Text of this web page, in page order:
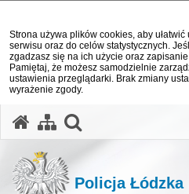
Strona używa plików cookies, aby
serwisu oraz do celów statystycznych.
zgadzasz się na ich użycie oraz
Pamiętaj, że możesz samodzielnie
ustawienia przeglądarki. Brak zmiany
wyrażenie zgody.
Policja Łódzka